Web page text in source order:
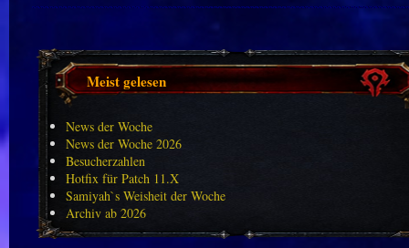
Meist gelesen
News der Woche
News der Woche 2026
Besucherzahlen
Hotfix für Patch 11.X
Samiyah`s Weisheit der Woche
Archiv ab 2026